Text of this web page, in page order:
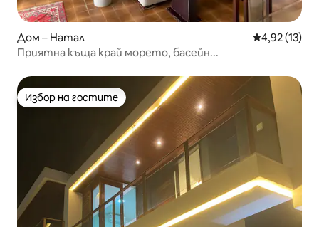
Дом – Натал Средна
4,92 (13)
Приятна къща край морето, басейн...
Избор на гостите
Избор на гостите